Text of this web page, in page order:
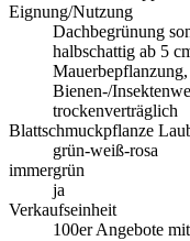
Eignung/Nutzung
Dachbegrünung
halbschattig ab 5
Bienen-/
trockenverträglich
Blattschmuckpflanze
grün-weiß-rosa
immergrün
ja
Verkaufseinheit
100er Angebote